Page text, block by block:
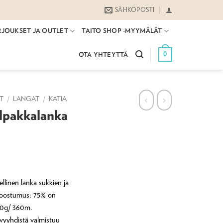
SÄHKÖPOSTI
JA OUTLET TAITO SHOP -MYYMÄLÄT
OTA YHTEYTTÄ 0
/ LANGAT / KATIA
lanka sukkien ja
75% on
360m.
valmistuu